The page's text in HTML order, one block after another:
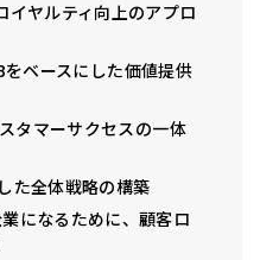
ヤルティ向上のアプロ
ベースにした価値提供
タマーサクセスの一体
た全体戦略の構築
になるために、顧客ロ